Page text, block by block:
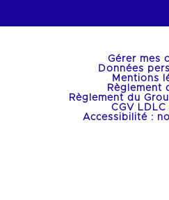
Gérer mes
Données
Mentions
Règlement
Règlement du
CGV LDLC
Accessibilité :